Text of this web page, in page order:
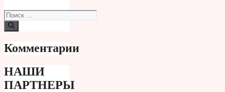
Поиск:
Комментарии
НАШИ
ПАРТНЕРЫ